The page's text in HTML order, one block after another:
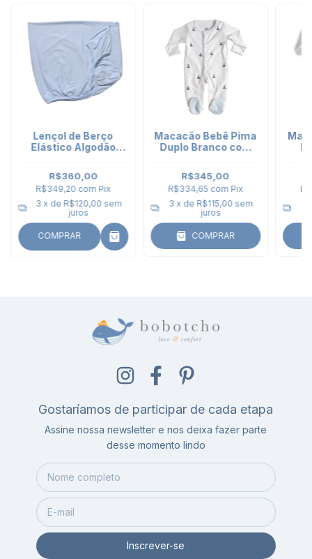
Lençol de Berço
Elástico Algodão
R$360,00
R$349,20 com Pix
3 x de R$120,00 sem
juros
COMPRAR
Macacão Bebê Pima
Duplo Branco com
R$345,00
R$334,65 com Pix
3 x de R$115,00 sem
juros
COMPRAR
Gostaríamos de participar de cada etapa
Assine nossa newsletter e nos deixa fazer parte
desse momento lindo